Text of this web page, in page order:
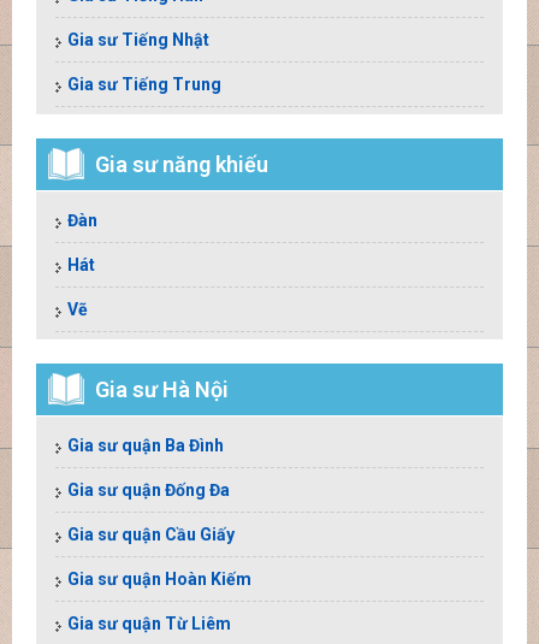
Gia sư Tiếng Nhật
Gia sư Tiếng Trung
Gia sư năng khiếu
Đàn
Hát
Vẽ
Gia sư Hà Nội
Gia sư quận Ba Đình
Gia sư quận Đống Đa
Gia sư quận Cầu Giấy
Gia sư quận Hoàn Kiếm
Gia sư quận Từ Liêm